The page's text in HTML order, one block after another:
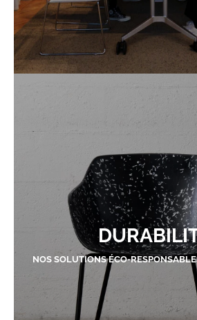
NOS SOLUTIONS ÉCO-